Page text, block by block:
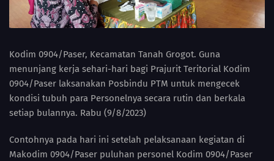
Kodim 0904/Paser, Kecamatan Tanah Grogot. Guna
menunjang kerja sehari-hari bagi Prajurit Teritorial Kodim
0904/Paser laksanakan Posbindu PTM untuk mengecek
kondisi tubuh para Personelnya secara rutin dan berkala
setiap bulannya. Rabu (9/8/2023)
Contohnya pada hari ini setelah pelaksanaan kegiatan di
Makodim 0904/Paser puluhan personel Kodim 0904/Paser